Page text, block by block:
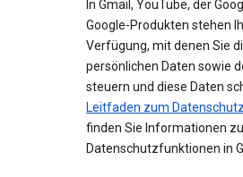
In Gmail, YouTube, der
Google-Produkten stehen
Verfügung, mit denen Sie
persönlichen Daten sowie
steuern und diese Daten
Leitfaden zum
finden Sie Informationen
Datenschutzfunktionen in